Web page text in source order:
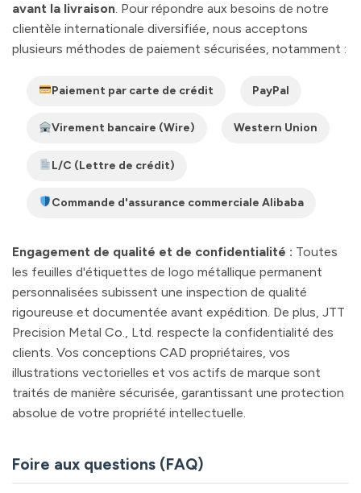
avant la livraison. Pour répondre aux besoins de notre
clientèle internationale diversifiée, nous acceptons
plusieurs méthodes de paiement sécurisées, notamment :
Paiement par carte de crédit PayPal
Virement bancaire (Wire) Western Union
L/C (Lettre de crédit)
Commande d'assurance commerciale Alibaba
Engagement de qualité et de confidentialité : Toutes
les feuilles d'étiquettes de logo métallique permanent
personnalisées subissent une inspection de qualité
rigoureuse et documentée avant expédition. De plus, JTT
Precision Metal Co., Ltd. respecte la confidentialité des
clients. Vos conceptions CAD propriétaires, vos
illustrations vectorielles et vos actifs de marque sont
traités de manière sécurisée, garantissant une protection
absolue de votre propriété intellectuelle.
Foire aux questions (FAQ)